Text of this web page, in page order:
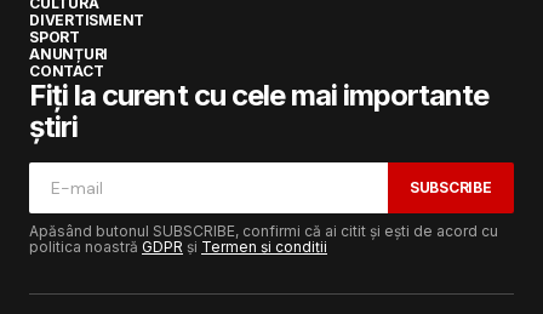
DIVERTISMENT
SPORT
ANUNȚURI
CONTACT
Fiți la curent cu cele mai importante
știri
SUBSCRIBE
Apăsând butonul SUBSCRIBE, confirmi că ai citit și ești de acord cu
politica noastră GDPR și Termen și condiții